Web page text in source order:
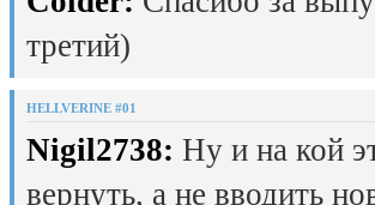
третий)
HELLVERINE #01
Nigil2738: Ну и на кой
вернуть, а не вводить